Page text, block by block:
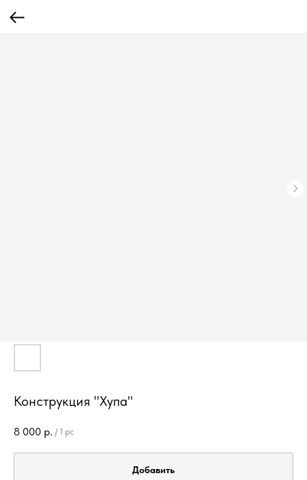
Конструкция "Хупа"
8 000 р. / 1 pc
Добавить